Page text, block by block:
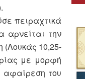
πειραχτικά
αρνείται την
(Λουκάς 10,25-
με μορφή
αφαίρεση του